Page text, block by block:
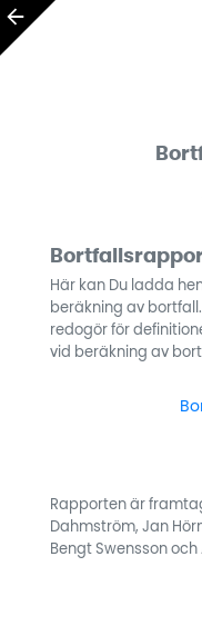
Här kan Du ladda
beräkning av
redogör för
vid beräkning av
Rapporten är
Dahmström, Jan
Bengt Swensson och